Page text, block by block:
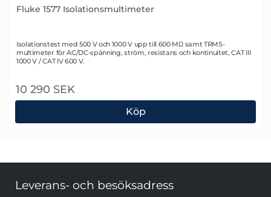
Fluke 1577 Isolationsmultimeter
Art. nr 1073
Isolationstest med 500 V och 1000 V upp till 600 MΩ samt TRMS-
multimeter för AC/DC-spänning, ström, resistans och kontinuitet, CAT III
1000 V / CAT IV 600 V.
10 290 SEK
Köp
Fluke 1577 Isolationsmultimeter
Leverans- och besöksadress